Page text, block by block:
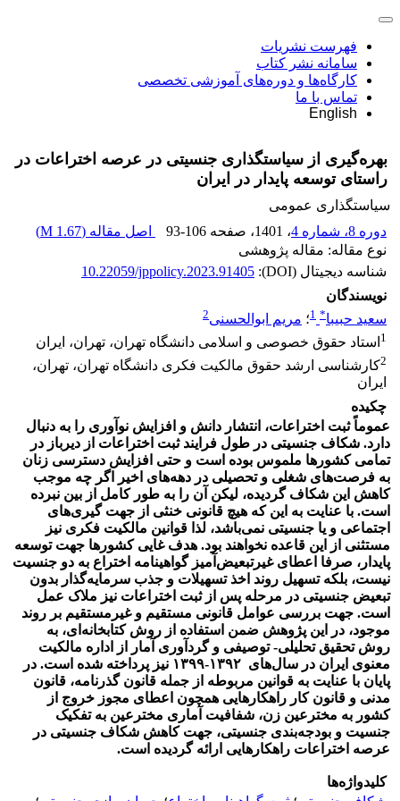
فهرست نشریات
سامانه نشر کتاب
کارگاه‌ها و دوره‌های آموزشی تخصصی
تماس با ما
English
بهره‌گیری از سیاستگذاری جنسیتی در عرصه اختراعات در
راستای توسعه پایدار در ایران
سیاستگذاری عمومی
دوره 8، شماره 4
، 1401 ، صفحه 93-106 اصل مقاله (1.67 M
)
نوع مقاله: مقاله پژوهشی
شناسه دیجیتال (DOI):
10.22059/jppolicy.2023.91405
نویسندگان
سعید حبیبا*
1؛ مریم ابوالحسنی2
1 استاد حقوق خصوصی و اسلامی دانشگاه تهران، تهران، ایران
2کارشناسی ارشد حقوق مالکیت فکری دانشگاه تهران، تهران،
ایران
چکیده
عموماً ثبت اختراعات، انتشار دانش و افزایش نوآوری را به دنبال
دارد. شکاف جنسیتی در طول فرایند ثبت اختراعات از دیرباز در
تمامی کشورها ملموس بوده است و حتی افزایش دسترسی زنان
به فرصت‌های شغلی و تحصیلی در دهه‌های اخیر اگر چه موجب
کاهش این شکاف گردیده، لیکن آن را به طور کامل از بین نبرده
است. با عنایت به این که هیچ قانونی خنثی از جهت گیری‌های
اجتماعی و یا جنسیتی نمی‌باشد، لذا قوانین مالکیت فکری نیز
مستثنی از این قاعده نخواهند بود. هدف غایی کشورها جهت توسعه
پایدار، صرفا اعطای غیرتبعیض‌آمیز گواهینامه اختراع به دو جنسیت
نیست، بلکه تسهیل روند اخذ تسهیلات و جذب سرمایه‌گذار بدون
تبعیض جنسیتی در مرحله پس از ثبت اختراعات نیز ملاک عمل
است. جهت بررسی عوامل قانونی مستقیم و غیرمستقیم بر روند
موجود، در این پژوهش ضمن استفاده از روش کتابخانه‌ای، به
روش تحقیق تحلیلی- توصیفی و گردآوری آمار از اداره مالکیت
معنوی ایران در سال‌های ۱۳۹۲-۱۳۹۹ نیز پرداخته شده است. در
پایان با عنایت به قوانین مربوطه از جمله قانون گذرنامه، قانون
مدنی و قانون کار راهکارهایی همچون اعطای مجوز خروج از
کشور به مخترعین زن، شفافیت آماری مخترعین به تفکیک
جنسیت و بودجه‌بندی جنسیتی، جهت کاهش شکاف جنسیتی در
عرصه اختراعات راهکارهایی ارائه گردیده است.
کلیدواژه‌ها